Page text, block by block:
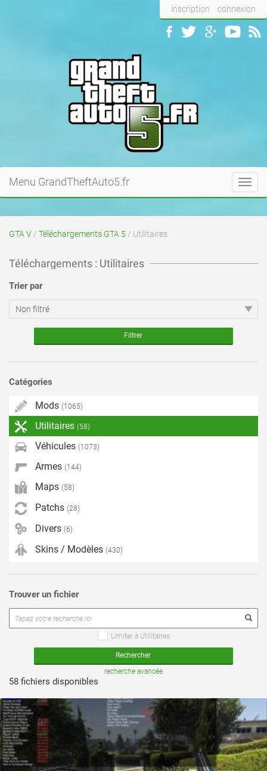
inscription connexion
Menu GrandTheftAuto5.fr
GTA V / Téléchargements GTA 5 / Utilitaires
Téléchargements : Utilitaires
Trier par
Catégories
Mods (1065)
Utilitaires (58)
Véhicules (1073)
Armes (144)
Maps (58)
Patchs (28)
Divers (6)
Skins / Modèles (430)
Trouver un fichier
Limiter à Utilitaires
recherche avancée
58 fichiers disponibles